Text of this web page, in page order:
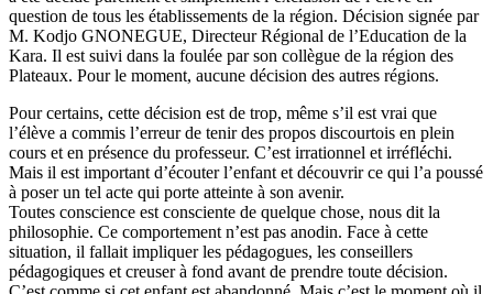
question de tous les établissements de la région. Décision signée par
M. Kodjo GNONEGUE, Directeur Régional de l’Education de la
Kara. Il est suivi dans la foulée par son collègue de la région des
Plateaux. Pour le moment, aucune décision des autres régions.
Pour certains, cette décision est de trop, même s’il est vrai que
l’élève a commis l’erreur de tenir des propos discourtois en plein
cours et en présence du professeur. C’est irrationnel et irréfléchi.
Mais il est important d’écouter l’enfant et découvrir ce qui l’a poussé
à poser un tel acte qui porte atteinte à son avenir.
Toutes conscience est consciente de quelque chose, nous dit la
philosophie. Ce comportement n’est pas anodin. Face à cette
situation, il fallait impliquer les pédagogues, les conseillers
pédagogiques et creuser à fond avant de prendre toute décision.